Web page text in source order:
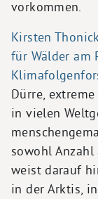
vorkommen.
Kirsten
für Wälder am
Dürre,
in vielen
sowohl
weist darauf
in der Arktis,